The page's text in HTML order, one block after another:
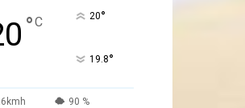
°C 20°
19.8°
90 %